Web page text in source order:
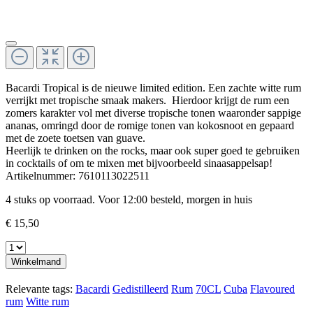
Bacardi Tropical is de nieuwe limited edition. Een zachte witte rum
verrijkt met tropische smaak makers. Hierdoor krijgt de rum een
zomers karakter vol met diverse tropische tonen waaronder sappige
ananas, omringd door de romige tonen van kokosnoot en gepaard
met de zoete toetsen van guave.
Heerlijk te drinken on the rocks, maar ook super goed te gebruiken
in cocktails of om te mixen met bijvoorbeeld sinaasappelsap!
Artikelnummer: 7610113022511
4 stuks op voorraad. Voor 12:00 besteld, morgen in huis
€ 15,50
Winkelmand
Relevante tags: Bacardi Gedistilleerd Rum 70CL Cuba Flavoured
rum Witte rum